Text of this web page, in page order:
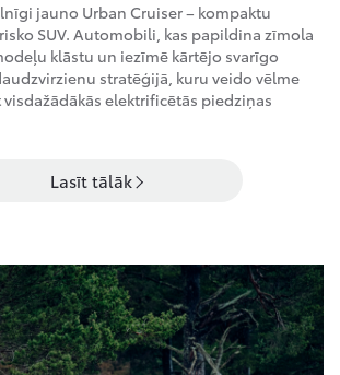
jauno Urban Cruiser – kompaktu
SUV. Automobili, kas papildina zīmola
klāstu un iezīmē kārtējo svarīgo
stratēģijā, kuru veido vēlme
elektrificētās piedziņas
Lasīt tālāk